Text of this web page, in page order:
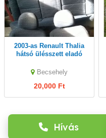
Hívás
2003-as Renault Thalia
hátsó ülésszett eladó
Becsehely
20,000 Ft